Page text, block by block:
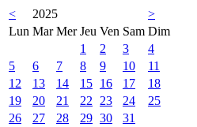
< 2025
>
Lun Mar Mer Jeu Ven Sam Dim
1
2 3
4
5
6 7 8 9 10
11
12
13 14 15 16 17
18
19
20 21 22 23 24
25
26
27 28 29 30 31